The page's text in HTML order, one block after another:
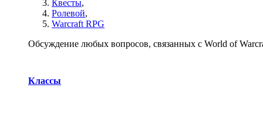
Квесты,
Ролевой,
Warcraft RPG
Обсуждение любых вопросов, связанных с World of
Классы